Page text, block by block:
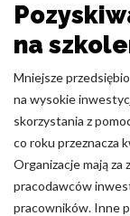
na
Mniejsze
na wysokie
skorzystania z
co roku przeznacza
Organizacje mają
pracodawców
pracowników. Inne
poszczególnych
wydawców i
Nieklasyfikowane
klasyfikowania,